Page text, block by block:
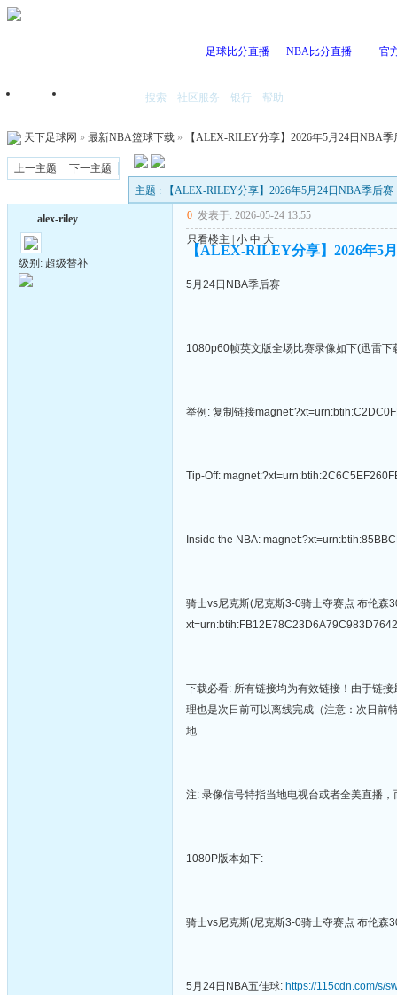
足球比分直播 NBA比分直播 官
首页 搜索 社区服务 银行 帮助
天下足球网 » 最新NBA篮球下载 » 【ALEX-RILEY分享】2026年5月24日NBA
上一主题
下一主题
主题 : 【ALEX-RILEY分享】2026年5月24日NBA季后赛
alex-riley
级别: 超级替补
0 发表于: 2026-05-24 13:55
只看楼主
小 中 大
【ALEX-RILEY分享】2026年5
5月24日NBA季后赛
1080p60帧英文版全场比赛录像如下(迅雷
举例: 复制链接
Tip-Off:
Inside the NBA:
骑士vs尼克斯(尼克斯3-0骑士夺赛点 布伦森
下载必看: 所有链接均为有效链接！由于链
理也是次日前可以离线完成（注意：次日前
地
注: 录像信号特指当地电视台或者全美直播
1080P版本如下:
骑士vs尼克斯(尼克斯3-0骑士夺赛点 布伦森
5月24日NBA五佳球: https://115cdn.com/s/